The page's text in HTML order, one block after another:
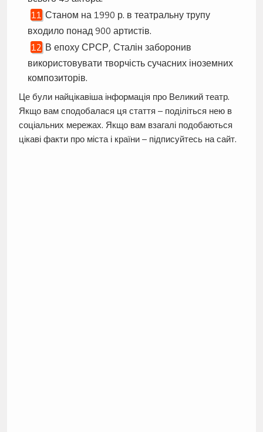
Станом на 1990 р. в театральну трупу
входило понад 900 артистів.
В епоху СРСР, Сталін заборонив
використовувати творчість сучасних іноземних
композиторів.
Це були найцікавіша інформація про Великий театр.
Якщо вам сподобалася ця стаття – поділіться нею в
соціальних мережах. Якщо вам взагалі подобаються
цікаві факти про міста і країни – підписуйтесь на сайт.